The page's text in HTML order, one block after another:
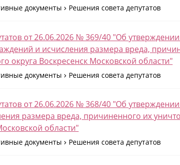
документы Решения совета депутатов
от 26.06.2026 № 369/40 "Об
и исчисления размера вреда,
округа Воскресенск Московской области"
документы Решения совета депутатов
от 26.06.2026 № 368/40 "Об
размера вреда, причиненного их
области"
документы Решения совета депутатов